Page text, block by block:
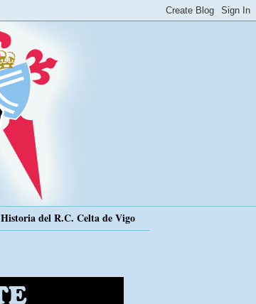
Historia del R.C. Celta de Vigo